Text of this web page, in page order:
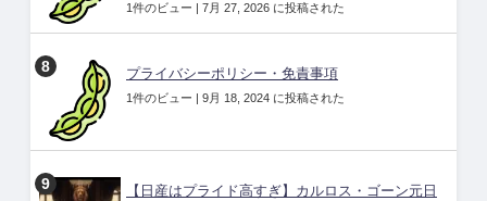
1件のビュー | 7月 27, 2026 に投稿された
プライバシーポリシー・免責事項
1件のビュー | 9月 18, 2024 に投稿された
【日産はプライド高すぎ】カルロス・ゴーン元日